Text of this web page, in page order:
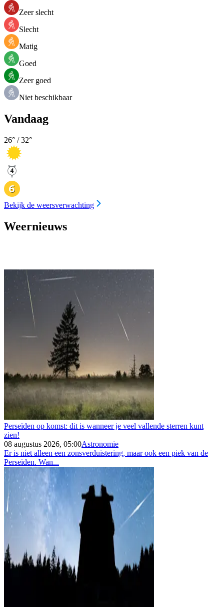
Zeer slecht
Slecht
Matig
Goed
Zeer goed
Niet beschikbaar
Vandaag
26° /32°
Bekijk de weersverwachting
Weernieuws
Perseïden op komst: dit is wanneer je veel vallende sterren kunt
zien!
08 augustus 2026, 05:00Astronomie
Er is niet alleen een zonsverduistering, maar ook een piek van de
Perseïden. Wan...